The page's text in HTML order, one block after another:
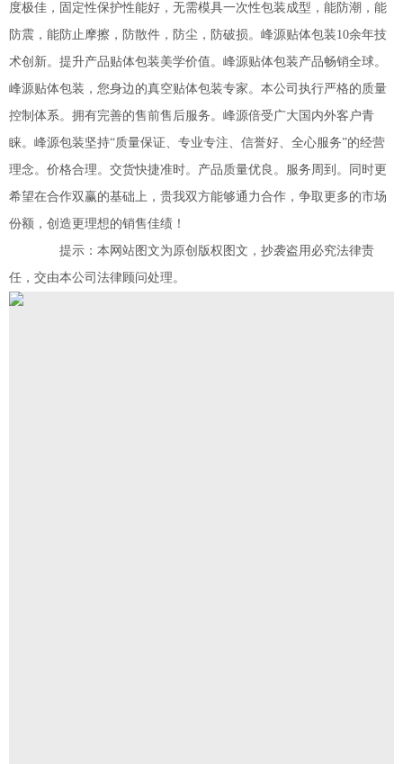
度极佳，固定性保护性能好，无需模具一次性包装成型，能防潮，能
防震，能防止摩擦，防散件，防尘，防破损。峰源贴体包装10余年技
术创新。提升产品贴体包装美学价值。峰源贴体包装产品畅销全球。
峰源贴体包装，您身边的真空贴体包装专家。本公司执行严格的质量
控制体系。拥有完善的售前售后服务。峰源倍受广大国内外客户青
睐。峰源包装坚持“质量保证、专业专注、信誉好、全心服务”的经营
理念。价格合理。交货快捷准时。产品质量优良。服务周到。同时更
希望在合作双赢的基础上，贵我双方能够通力合作，争取更多的市场
份额，创造更理想的销售佳绩！
提示：本网站图文为原创版权图文，抄袭盗用必究法律责
任，交由本公司法律顾问处理。